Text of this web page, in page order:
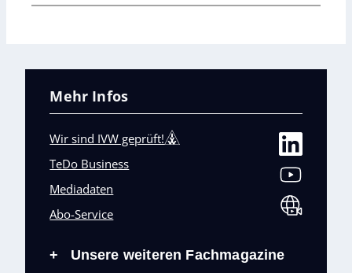
Mehr Infos
Wir sind IVW geprüft!
TeDo Business
Mediadaten
Abo-Service
+ Unsere weiteren Fachmagazine